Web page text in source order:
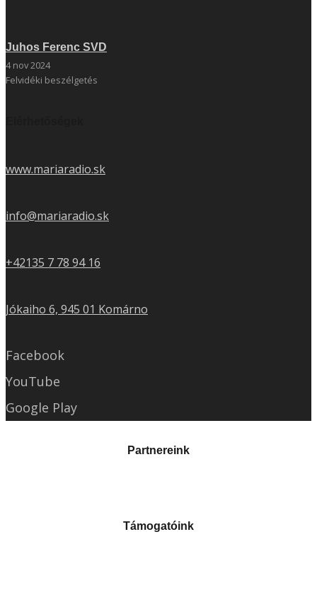
Juhos Ferenc SVD
4 nov 2024
Felvidéki beszélgetés
www.mariaradio.sk
info@mariaradio.sk
+42135 7 78 94 16
Jókaiho 6, 945 01 Komárno
Facebook
YouTube
Google Play
Partnereink
Támogatóink